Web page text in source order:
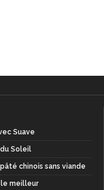
Suave
Soleil
chinois sans viande
meilleur